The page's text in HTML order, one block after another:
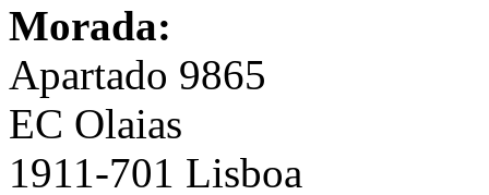
Morada:
Apartado 9865
EC Olaias
1911-701 Lisboa